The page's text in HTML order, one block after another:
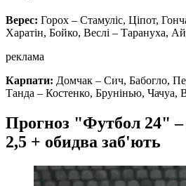
Верес: Горох – Стамуліс, Ціпот,
Харатін, Бойко, Веслі – Тарануха,
реклама
Карпати: Домчак – Сич, Бабогло,
Танда – Костенко, Брунінью, Чачуа,
Прогноз "Футбол 24" –
2,5 + обидва заб'ють